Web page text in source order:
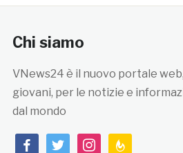
Chi siamo
VNews24 è il nuovo portale
giovani, per le notizie e
dal mondo
facebooktwitterinstagramfeedburner